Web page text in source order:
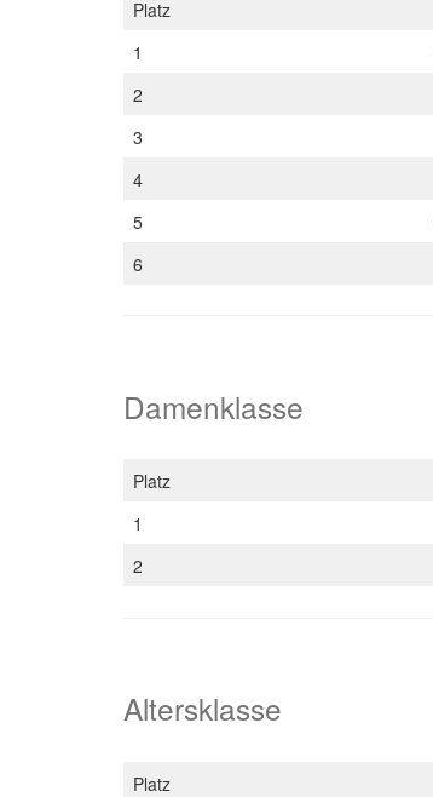
Platz
1
2
3
4
5
6
Damenklasse
Platz
1
2
Altersklasse
Platz